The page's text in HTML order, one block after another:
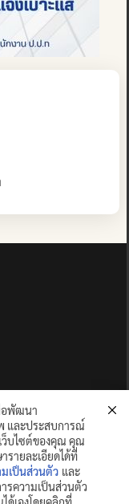
วยปัญญา)
อพัฒนา
และประสบการณ์
ว็บไซต์ของคุณ คุณ
รายละเอียดได้ที่
เป็นส่วนตัว และ
รความเป็นส่วนตัว